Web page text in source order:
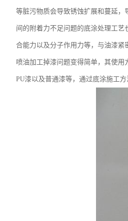
等脏污物质会导致锈蚀扩展和蔓延
间的附着力不足问题的底涂处理工
合能力以及分子作用力等，与油漆
喷油加工掉漆问题变得简单，其使用
PU漆以及普通漆等，通过底涂施工